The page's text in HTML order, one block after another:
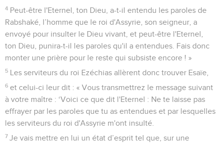
4 Peut-être l'Eternel, ton Dieu, a-t-il entendu les paroles de
Rabshaké, l’homme que le roi d'Assyrie, son seigneur, a
envoyé pour insulter le Dieu vivant, et peut-être l'Eternel,
ton Dieu, punira-t-il les paroles qu'il a entendues. Fais donc
monter une prière pour le reste qui subsiste encore ! »
5 Les serviteurs du roi Ezéchias allèrent donc trouver Esaïe,
6 et celui-ci leur dit : « Vous transmettrez le message suivant
à votre maître : ‘Voici ce que dit l'Eternel : Ne te laisse pas
effrayer par les paroles que tu as entendues et par lesquelles
les serviteurs du roi d'Assyrie m'ont insulté.
7 Je vais mettre en lui un état d’esprit tel que, sur une